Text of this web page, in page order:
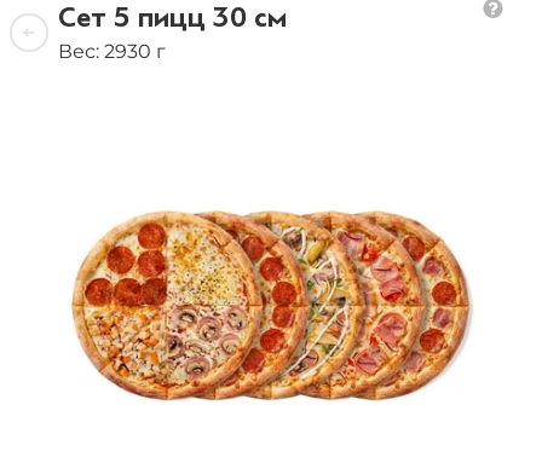
Сет 5 пицц 30 см
Вес: 2930 г